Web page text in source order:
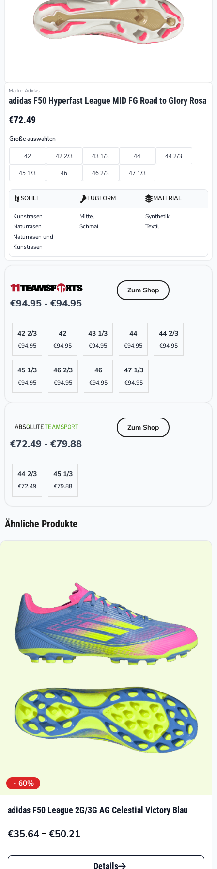
Marke: Adidas
adidas F50 Hyperfast League MID FG Road to Glory Rosa
€72.49
Größe auswählen
42 42 2/3 43 1/3 44 44 2/3
45 1/3 46 46 2/3 47 1/3
SOHLE
Kunstrasen
Naturrasen
Naturrasen und
Kunstrasen
FUßFORM
Mittel
Schmal
MATERIAL
Synthetik
Textil
€94.95 - €94.95
Zum Shop
42 2/3
€94.95
42
€94.95
43 1/3
€94.95
44
€94.95
44 2/3
€94.95
45 1/3
€94.95
46 2/3
€94.95
46
€94.95
47 1/3
€94.95
€72.49 - €79.88
Zum Shop
44 2/3
€72.49
45 1/3
€79.88
Ähnliche Produkte
- 60%
adidas F50 League 2G/3G AG Celestial Victory Blau
€35.64–€50.21
Preisspanne:
Dieses
Details